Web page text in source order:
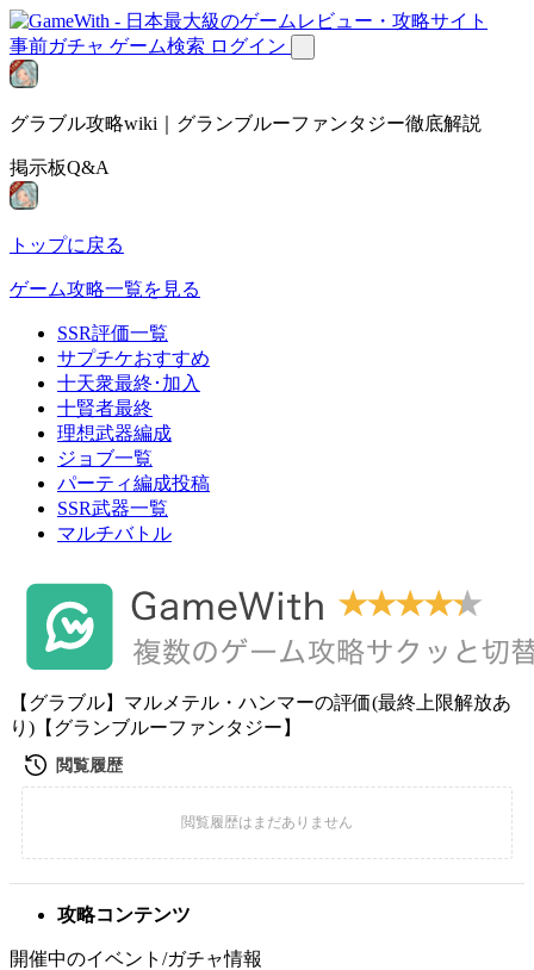
事前ガチャ ゲーム検索 ログイン
グラブル攻略wiki｜グランブルーファンタジー徹底解説
掲示板Q&A
トップに戻る
ゲーム攻略一覧を見る
SSR評価一覧
サプチケおすすめ
十天衆最終･加入
十賢者最終
理想武器編成
ジョブ一覧
パーティ編成投稿
SSR武器一覧
マルチバトル
【グラブル】マルメテル・ハンマーの評価(最終上限解放あ
り)【グランブルーファンタジー】
攻略コンテンツ
開催中のイベント/ガチャ情報